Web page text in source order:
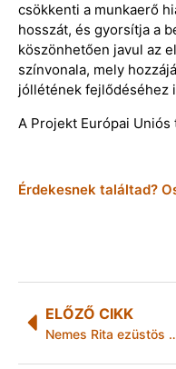
csökkenti a munkaerő
hosszát, és gyorsítja a
köszönhetően javul az
színvonala, mely
jóllétének fejlődéséhez
A Projekt Európai
Érdekesnek találtad?
ELŐZŐ CIKK
Nemes Rita